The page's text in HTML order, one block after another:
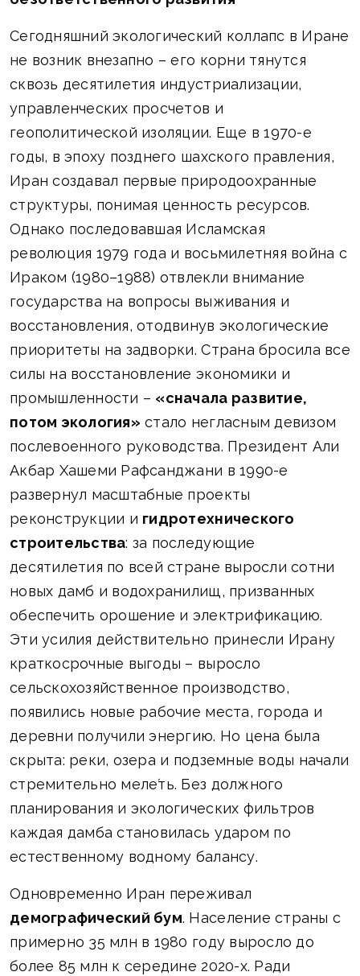
Сегодняшний экологический коллапс в Иране
не возник внезапно – его корни тянутся
сквозь десятилетия индустриализации,
управленческих просчетов и
геополитической изоляции. Еще в 1970-е
годы, в эпоху позднего шахского правления,
Иран создавал первые природоохранные
структуры, понимая ценность ресурсов.
Однако последовавшая Исламская
революция 1979 года и восьмилетняя война с
Ираком (1980–1988) отвлекли внимание
государства на вопросы выживания и
восстановления, отодвинув экологические
приоритеты на задворки. Страна бросила все
силы на восстановление экономики и
промышленности – «сначала развитие,
потом экология» стало негласным девизом
послевоенного руководства. Президент Али
Акбар Хашеми Рафсанджани в 1990-е
развернул масштабные проекты
реконструкции и гидротехнического
строительства: за последующие
десятилетия по всей стране выросли сотни
новых дамб и водохранилищ, призванных
обеспечить орошение и электрификацию.
Эти усилия действительно принесли Ирану
краткосрочные выгоды – выросло
сельскохозяйственное производство,
появились новые рабочие места, города и
деревни получили энергию. Но цена была
скрыта: реки, озера и подземные воды начали
стремительно меле́ть. Без должного
планирования и экологических фильтров
каждая дамба становилась ударом по
естественному водному балансу.
Одновременно Иран переживал
демографический бум. Население страны с
примерно 35 млн в 1980 году выросло до
более 85 млн к середине 2020-х. Ради